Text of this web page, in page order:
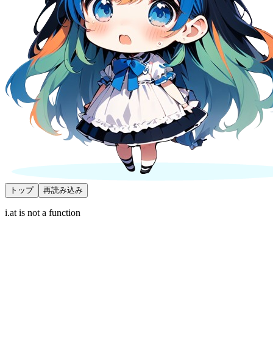
トップ 再読み込み
i.at is not a function